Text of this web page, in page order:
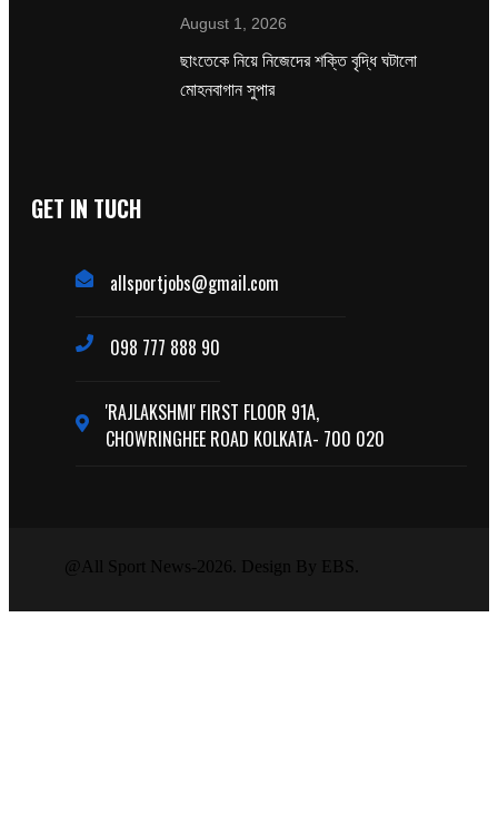
August 1, 2026
ছাংতেকে নিয়ে নিজেদের শক্তি বৃদ্ধি ঘটালো
মোহনবাগান সুপার
GET IN TUCH
allsportjobs@gmail.com
098 777 888 90
'RAJLAKSHMI' FIRST FLOOR 91A,
CHOWRINGHEE ROAD KOLKATA- 700 020
@All Sport News-2026. Design By EBS.